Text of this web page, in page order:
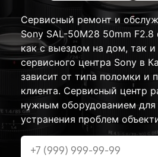
Сервисный ремонт и
Sony SAL-50M28 50mm F2.8
как с выездом на дом, так и
сервисного центра Sony в
зависит от типа поломки и
клиента. Сервисный центр
нужным оборудованием для
устранения проблем